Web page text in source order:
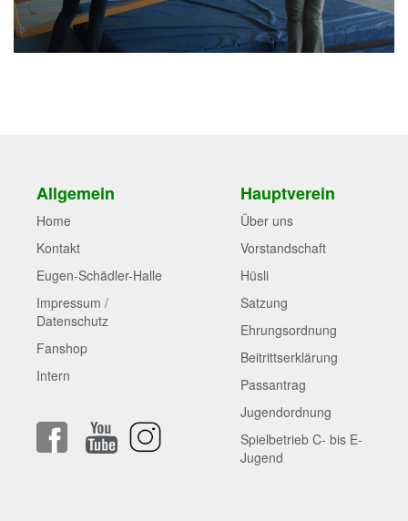
Allgemein
Home
Kontakt
Eugen-Schädler-Halle
Impressum /
Datenschutz
Fanshop
Intern
Hauptverein
Über uns
Vorstandschaft
Hüsli
Satzung
Ehrungsordnung
Beitrittserklärung
Passantrag
Jugendordnung
Spielbetrieb C- bis E-
Jugend